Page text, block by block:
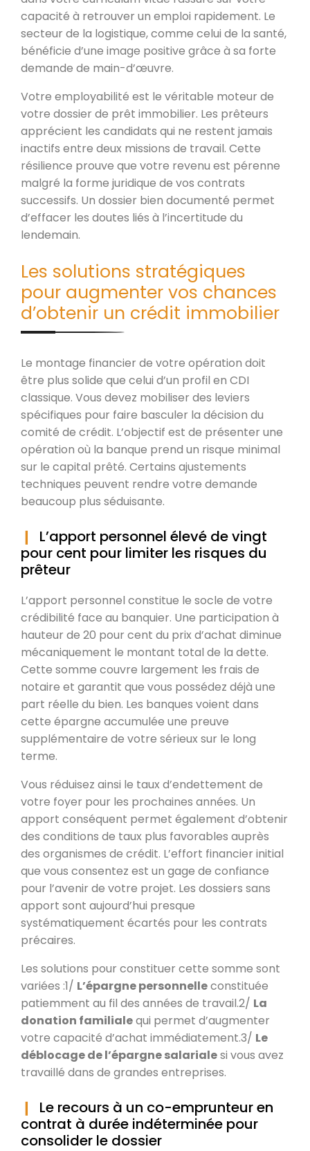
capacité à retrouver un emploi rapidement. Le
secteur de la logistique, comme celui de la santé,
bénéficie d’une image positive grâce à sa forte
demande de main-d’œuvre.
Votre employabilité est le véritable moteur de
votre dossier de prêt immobilier. Les prêteurs
apprécient les candidats qui ne restent jamais
inactifs entre deux missions de travail. Cette
résilience prouve que votre revenu est pérenne
malgré la forme juridique de vos contrats
successifs. Un dossier bien documenté permet
d’effacer les doutes liés à l’incertitude du
lendemain.
Les solutions stratégiques
pour augmenter vos chances
d’obtenir un crédit immobilier
Le montage financier de votre opération doit
être plus solide que celui d’un profil en CDI
classique. Vous devez mobiliser des leviers
spécifiques pour faire basculer la décision du
comité de crédit. L’objectif est de présenter une
opération où la banque prend un risque minimal
sur le capital prêté. Certains ajustements
techniques peuvent rendre votre demande
beaucoup plus séduisante.
L’apport personnel élevé de vingt
pour cent pour limiter les risques du
prêteur
L’apport personnel constitue le socle de votre
crédibilité face au banquier. Une participation à
hauteur de 20 pour cent du prix d’achat diminue
mécaniquement le montant total de la dette.
Cette somme couvre largement les frais de
notaire et garantit que vous possédez déjà une
part réelle du bien. Les banques voient dans
cette épargne accumulée une preuve
supplémentaire de votre sérieux sur le long
terme.
Vous réduisez ainsi le taux d’endettement de
votre foyer pour les prochaines années. Un
apport conséquent permet également d’obtenir
des conditions de taux plus favorables auprès
des organismes de crédit. L’effort financier initial
que vous consentez est un gage de confiance
pour l’avenir de votre projet. Les dossiers sans
apport sont aujourd’hui presque
systématiquement écartés pour les contrats
précaires.
Les solutions pour constituer cette somme sont
variées :1/ L’épargne personnelleconstituée
patiemment au fil des années de travail.2/ La
donation familialequi permet d’augmenter
votre capacité d’achat immédiatement.3/ Le
déblocage de l’épargne salarialesi vous avez
travaillé dans de grandes entreprises.
Le recours à un co-emprunteur en
contrat à durée indéterminée pour
consolider le dossier